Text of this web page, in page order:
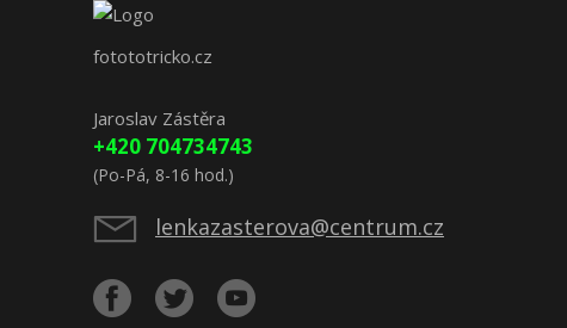
fotototricko.cz
Jaroslav Zástěra
+420 704734743
(Po-Pá, 8-16 hod.)
lenkazasterova@centrum.cz